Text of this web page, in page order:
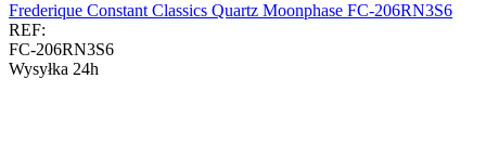
Frederique Constant Classics Quartz Moonphase FC-206RN3S6
REF:
FC-206RN3S6
Wysyłka 24h